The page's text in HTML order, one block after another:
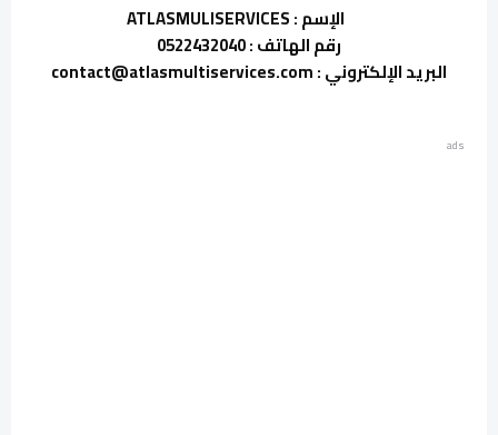
الإسم : ATLASMULISERVICES
رقم الهاتف : 0522432040
البريد الإلكتروني : contact@atlasmultiservices.com
ads